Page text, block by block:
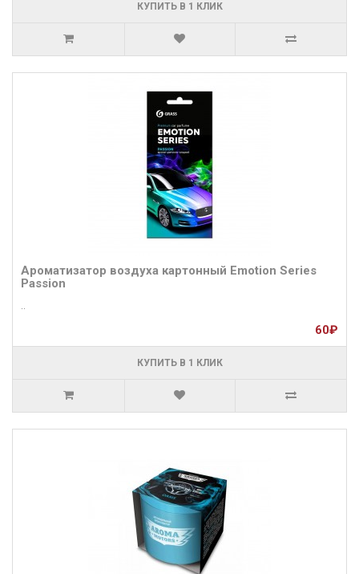
КУПИТЬ В 1 КЛИК
Ароматизатор воздуха картонный Emotion Series
Passion
..
60₽
КУПИТЬ В 1 КЛИК